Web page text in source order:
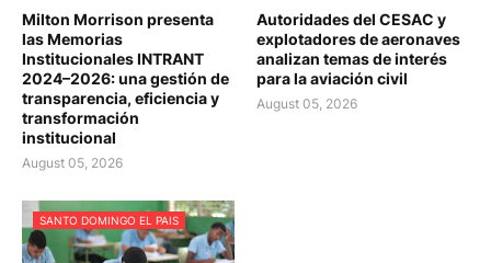
Milton Morrison presenta
las Memorias
Institucionales INTRANT
2024–2026: una gestión de
transparencia, eficiencia y
transformación
institucional
August 05, 2026
Autoridades del CESAC y
explotadores de aeronaves
analizan temas de interés
para la aviación civil
August 05, 2026
SANTO DOMINGO EL PAIS